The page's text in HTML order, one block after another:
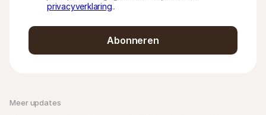
Meer updates
privacyverklaring..
Abonneren